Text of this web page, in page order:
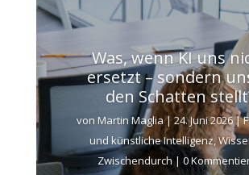
Was, wenn KI uns
ersetzt – sondern
den Schatten
von Martin Maglia|24. Juni 2026|
und künstliche Intelligenz,
Zwischendurch | 0